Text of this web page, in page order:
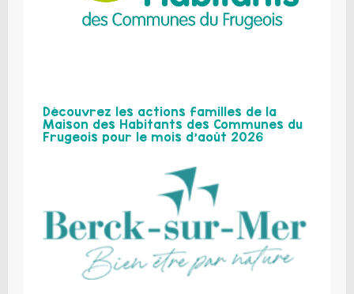
Découvrez les actions familles de la
Maison des Habitants des Communes du
Frugeois pour le mois d’août 2026